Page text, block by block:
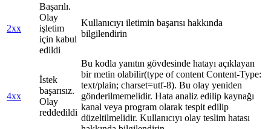
2xx
Başarılı.
Olay
işletim
için kabul
edildi
Kullanıcıyı iletimin başarısı hakkında
bilgilendirin
4xx
İstek
başarısız.
Olay
reddedildi
Bu kodla yanıtın gövdesinde hatayı açıklayan
bir metin olabilir(type of content Content-Type:
text/plain; charset=utf-8). Bu olay yeniden
gönderilmemelidir. Hata analiz edilip kaynağı
kanal veya program olarak tespit edilip
düzeltilmelidir. Kullanıcıyı olay teslim hatası